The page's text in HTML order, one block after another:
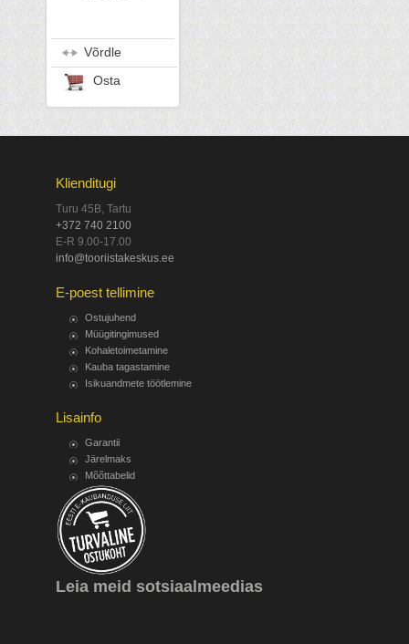
Võrdle
Osta
Klienditugi
Turu 45B, Tartu
+372 740 2100
E-R 9.00-17.00
info@tooriistakeskus.ee
E-poest tellimine
Ostujuhend
Müügitingimused
Kohaletoimetamine
Kauba tagastamine
Isikuandmete töötlemine
Lisainfo
Garantii
Järelmaks
Mõõttabelid
Leia meid sotsiaalmeedias